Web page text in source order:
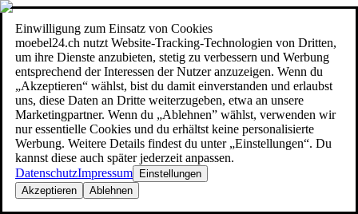
Einwilligung zum Einsatz von Cookies
moebel24.ch nutzt Website-Tracking-Technologien von Dritten,
um ihre Dienste anzubieten, stetig zu verbessern und Werbung
entsprechend der Interessen der Nutzer anzuzeigen. Wenn du
„Akzeptieren“ wählst, bist du damit einverstanden und erlaubst
uns, diese Daten an Dritte weiterzugeben, etwa an unsere
Marketingpartner. Wenn du „Ablehnen” wählst, verwenden wir
nur essentielle Cookies und du erhältst keine personalisierte
Werbung. Weitere Details findest du unter „Einstellungen“. Du
kannst diese auch später jederzeit anpassen.
DatenschutzImpressum
Einstellungen
Akzeptieren
Ablehnen
Suche
moebel dir den besten Preis!moebel dir den besten Preis!
Dekoration